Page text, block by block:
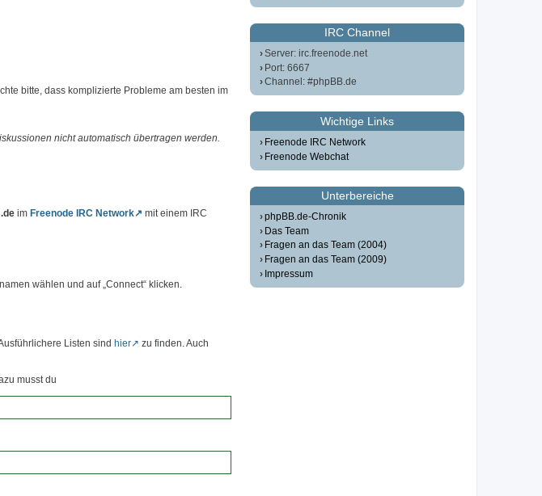
bitte, dass komplizierte Probleme am besten im
nicht automatisch übertragen werden.
im Freenode IRC Network
mit einem IRC
wählen und auf „Connect“ klicken.
Listen sind hier
zu finden. Auch
musst du
IRC Channel
Server: irc.freenode.net
Port: 6667
Channel: #phpBB.de
Wichtige Links
Freenode IRC Network
Freenode Webchat
Unterbereiche
phpBB.de-Chronik
Das Team
Fragen an das Team (2004)
Fragen an das Team (2009)
Impressum